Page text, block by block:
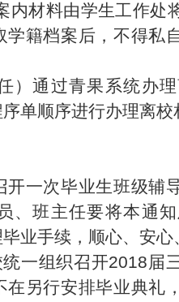
内材料由学生工作处
学籍档案后，不得私
）通过青果系统办
单顺序进行办理离校
开一次毕业生班级辅
、班主任要将本通
业手续，顺心、安
统一组织召开2018届
在另行安排毕业典礼